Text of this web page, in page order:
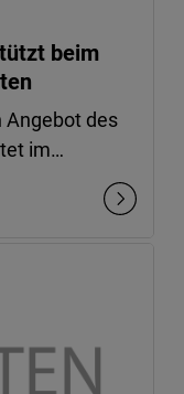
beim
Angebot des
im…